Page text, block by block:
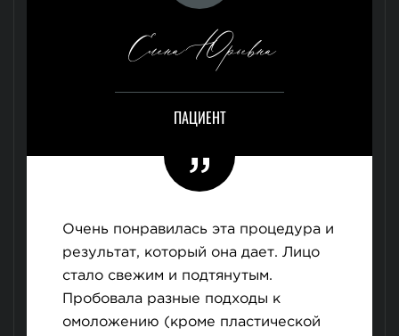
Елена Юрьевна
ПАЦИЕНТ
Очень понравилась эта процедура и
результат, который она дает. Лицо
стало свежим и подтянутым.
Пробовала разные подходы к
омоложению (кроме пластической